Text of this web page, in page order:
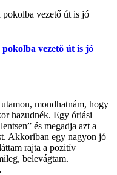
vezető út is jó
mondhatnám, hogy
hazudnék. Egy óriási
és megadja azt a
Akkoriban egy nagyon jó
rajta a pozitív
belevágtam.